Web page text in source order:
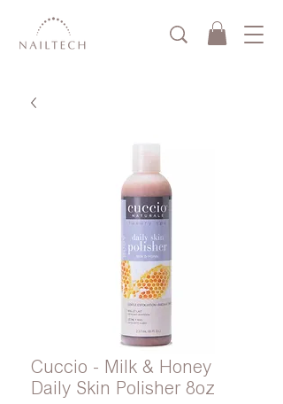
Cuccio - Milk & Honey
Daily Skin Polisher 8oz